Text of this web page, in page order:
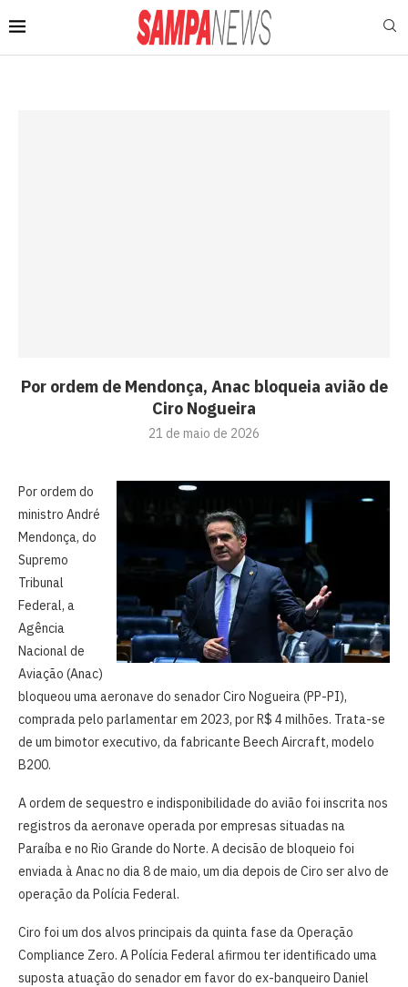
Por ordem de Mendonça, Anac bloqueia avião de
Ciro Nogueira
21 de maio de 2026
Por ordem do
ministro André
Mendonça, do
Supremo
Tribunal
Federal, a
Agência
Nacional de
Aviação (Anac)
bloqueou uma aeronave do senador Ciro Nogueira (PP-PI),
comprada pelo parlamentar em 2023, por R$ 4 milhões. Trata-se
de um bimotor executivo, da fabricante Beech Aircraft, modelo
B200.
A ordem de sequestro e indisponibilidade do avião foi inscrita nos
registros da aeronave operada por empresas situadas na
Paraíba e no Rio Grande do Norte. A decisão de bloqueio foi
enviada à Anac no dia 8 de maio, um dia depois de Ciro ser alvo de
operação da Polícia Federal.
Ciro foi um dos alvos principais da quinta fase da Operação
Compliance Zero. A Polícia Federal afirmou ter identificado uma
suposta atuação do senador em favor do ex-banqueiro Daniel